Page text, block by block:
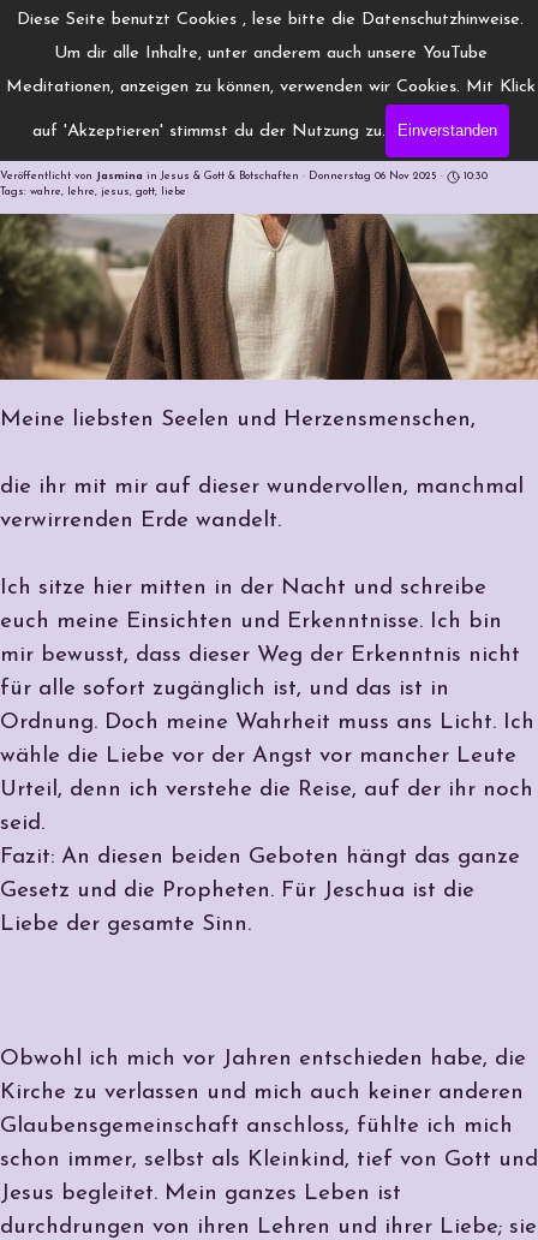
Diese Seite benutzt Cookies , lese bitte die Datenschutzhinweise.
Um dir alle Inhalte, unter anderem auch unsere YouTube
Meditationen, anzeigen zu können, verwenden wir Cookies. Mit Klick
auf 'Akzeptieren' stimmst du der Nutzung zu. Einverstanden
Direkt zum Seiteninhalt
www.Engelchanneling.de
Menü überspringen
Eine Botschaft aus meinem Herzen
Veröffentlicht von Jasmina in Jesus & Gott & Botschaften · Donnerstag 06 Nov 2025 ·
10:30
Tags: wahre, lehre, jesus, gott, liebe
Meine liebsten Seelen und Herzensmenschen,
die ihr mit mir auf dieser wundervollen, manchmal
verwirrenden Erde wandelt.
Ich sitze hier mitten in der Nacht und schreibe
euch meine Einsichten und Erkenntnisse. Ich bin
mir bewusst, dass dieser Weg der Erkenntnis nicht
für alle sofort zugänglich ist, und das ist in
Ordnung. Doch meine Wahrheit muss ans Licht. Ich
wähle die Liebe vor der Angst vor mancher Leute
Urteil, denn ich verstehe die Reise, auf der ihr noch
seid.
Fazit: An diesen beiden Geboten hängt das ganze
Gesetz und die Propheten. Für Jeschua ist die
Liebe der gesamte Sinn.
Obwohl ich mich vor Jahren entschieden habe, die
Kirche zu verlassen und mich auch keiner anderen
Glaubensgemeinschaft anschloss, fühlte ich mich
schon immer, selbst als Kleinkind, tief von Gott und
Jesus begleitet. Mein ganzes Leben ist
durchdrungen von ihren Lehren und ihrer Liebe; sie